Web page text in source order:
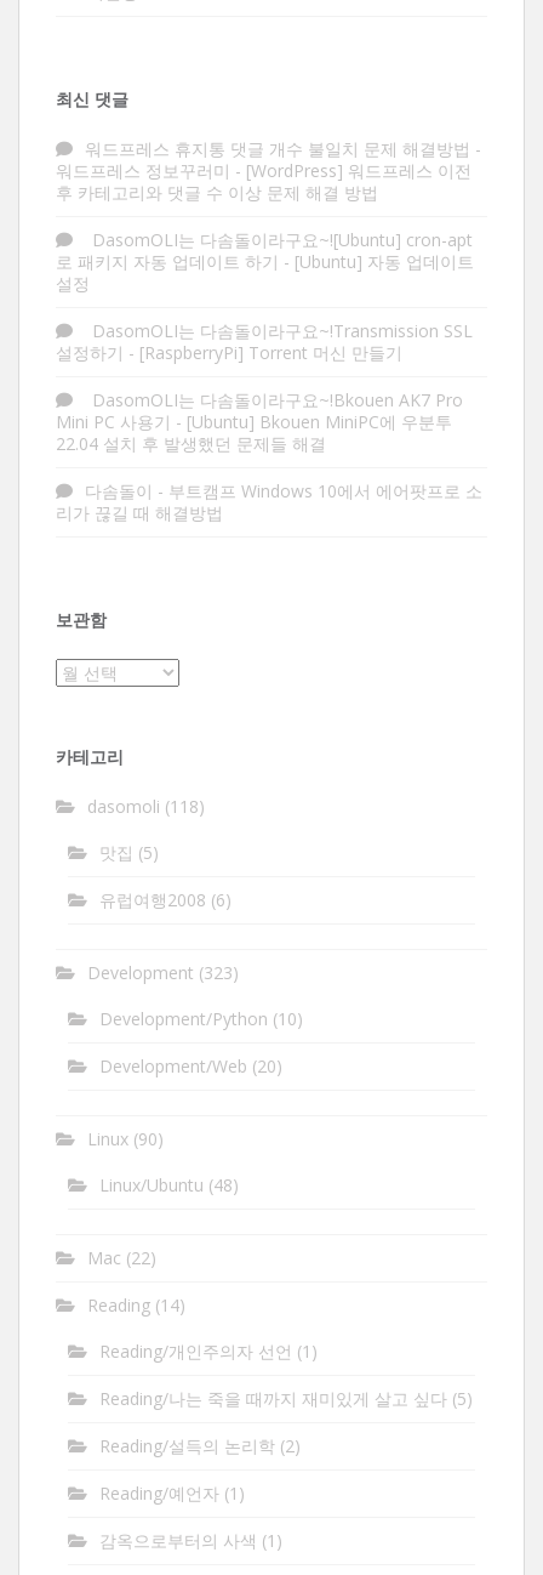
최신 댓글
워드프레스 휴지통 댓글 개수 불일치 문제 해결방법 -
워드프레스 정보꾸러미 - [WordPress] 워드프레스 이전
후 카테고리와 댓글 수 이상 문제 해결 방법
DasomOLI는 다솜돌이라구요~![Ubuntu] cron-apt
로 패키지 자동 업데이트 하기 - [Ubuntu] 자동 업데이트
설정
DasomOLI는 다솜돌이라구요~!Transmission SSL
설정하기 - [RaspberryPi] Torrent 머신 만들기
DasomOLI는 다솜돌이라구요~!Bkouen AK7 Pro
Mini PC 사용기 - [Ubuntu] Bkouen MiniPC에 우분투
22.04 설치 후 발생했던 문제들 해결
다솜돌이 - 부트캠프 Windows 10에서 에어팟프로 소
리가 끊길 때 해결방법
보관함
보
카테고리
dasomoli (118)
맛집 (5)
유럽여행2008 (6)
Development (323)
Development/Python (10)
Development/Web (20)
Linux (90)
Linux/Ubuntu (48)
Mac (22)
Reading (14)
Reading/개인주의자 선언 (1)
Reading/나는 죽을 때까지 재미있게 살고 싶다 (5)
Reading/설득의 논리학 (2)
Reading/예언자 (1)
감옥으로부터의 사색 (1)